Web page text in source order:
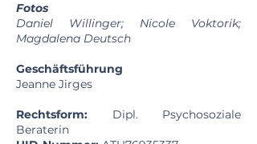
Fotos
Daniel Willinger; Nicole Voktorik;
Magdalena Deutsch
Geschäftsführung
Jeanne Jirges
Rechtsform: Dipl. Psychosoziale
Beraterin